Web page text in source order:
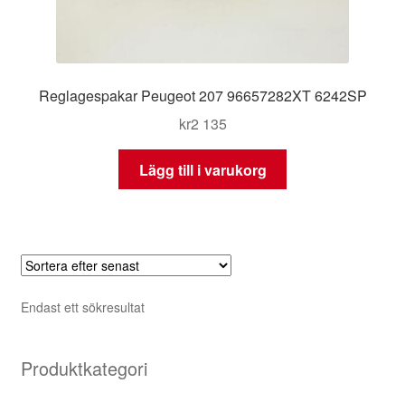
Reglagespakar Peugeot 207 96657282XT 6242SP
kr2 135
Lägg till i varukorg
Endast ett sökresultat
Produktkategori